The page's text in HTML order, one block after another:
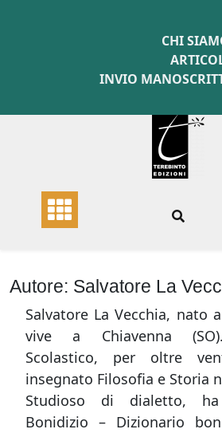
CHI
INVIO
Autore: Salvatore La
Salvatore La Vecchia, nato
vive a Chiavenna
Scolastico, per oltre
insegnato Filosofia e Storia
Studioso di dialetto, ha
Bonidizio – Dizionario